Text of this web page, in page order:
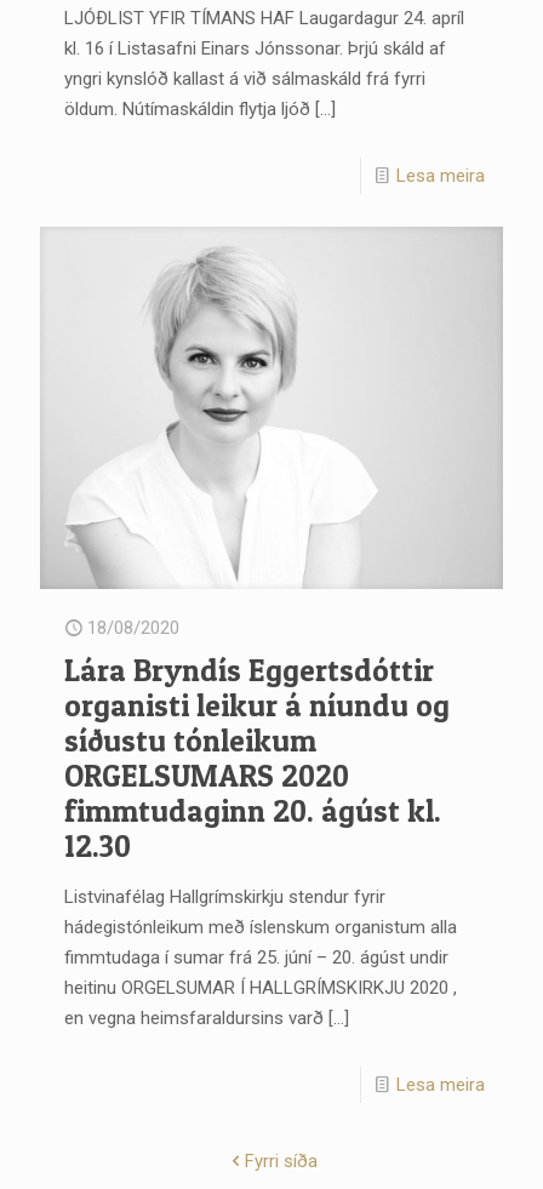
LJÓÐLIST YFIR TÍMANS HAF Laugardagur 24. apríl
kl. 16 í Listasafni Einars Jónssonar. Þrjú skáld af
yngri kynslóð kallast á við sálmaskáld frá fyrri
öldum. Nútímaskáldin flytja ljóð […]
Lesa meira
18/08/2020
Lára Bryndís Eggertsdóttir
organisti leikur á níundu og
síðustu tónleikum
ORGELSUMARS 2020
fimmtudaginn 20. ágúst kl.
12.30
Listvinafélag Hallgrímskirkju stendur fyrir
hádegistónleikum með íslenskum organistum alla
fimmtudaga í sumar frá 25. júní – 20. ágúst undir
heitinu ORGELSUMAR Í HALLGRÍMSKIRKJU 2020 ,
en vegna heimsfaraldursins varð […]
Lesa meira
Fyrri síða